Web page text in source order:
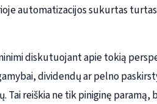
automatizacijos sukurtas
diskutuojant apie tokią
dividendų ar pelno
Tai reiškia ne tik piniginę